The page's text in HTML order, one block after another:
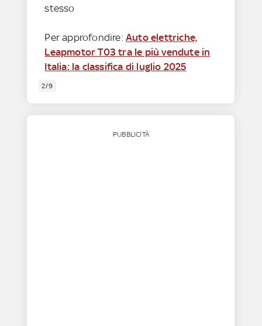
stesso
Per approfondire:Auto elettriche,
Leapmotor T03 tra le più vendute in
Italia: la classifica di luglio 2025
2/9
PUBBLICITÀ